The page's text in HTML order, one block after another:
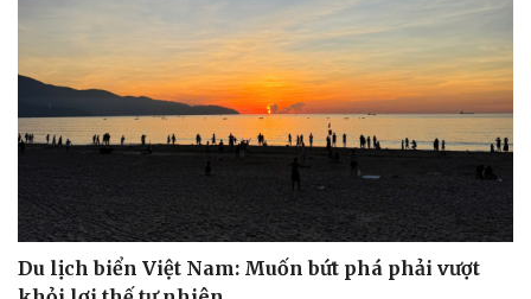
Du lịch biển Việt Nam: Muốn bứt phá phải vượt